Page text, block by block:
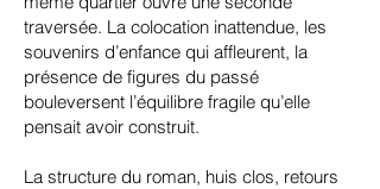
traversée. La colocation inattendue, les
souvenirs d’enfance qui affleurent, la
présence de figures du passé
bouleversent l’équilibre fragile qu’elle
pensait avoir construit.
La structure du roman, huis clos, retours